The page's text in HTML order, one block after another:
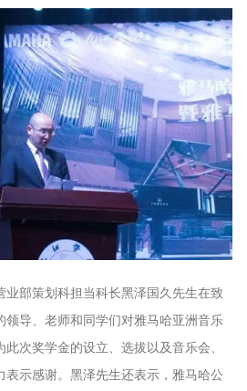
部策划科担当科长黑泽国久先生在致
导、老师和同学们对雅马哈亚洲音乐
次奖学金的设立、选拔以及音乐会、
示感谢。黑泽先生还表示，雅马哈公